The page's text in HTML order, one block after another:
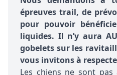
épreuves trail, de
pour pouvoir
liquides. Il n’y aura
gobelets sur les
vous invitons à
Les chiens ne sont